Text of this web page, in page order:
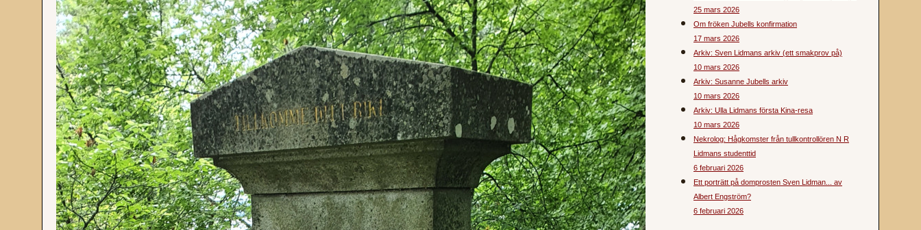
25 mars 2026
Om fröken Jubells konfirmation
17 mars 2026
Arkiv: Sven Lidmans arkiv (ett smakprov på)
10 mars 2026
Arkiv: Susanne Jubells arkiv
10 mars 2026
Arkiv: Ulla Lidmans första Kina-resa
10 mars 2026
Nekrolog: Hågkomster från tullkontrollören N R
Lidmans studenttid
6 februari 2026
Ett porträtt på domprosten Sven Lidman... av
Albert Engström?
6 februari 2026